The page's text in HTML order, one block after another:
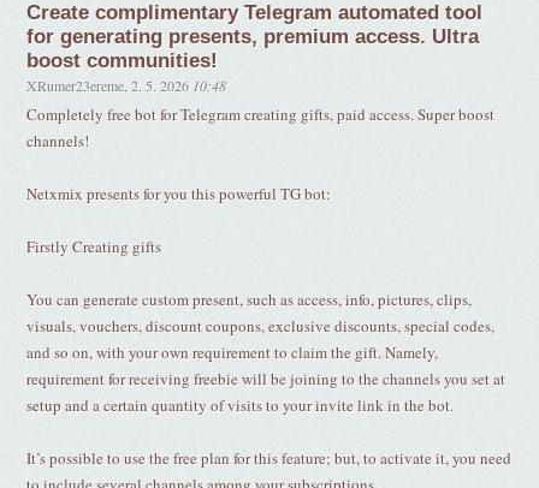
Create complimentary Telegram automated tool
for generating presents, premium access. Ultra
boost communities!
XRumer23ereme ,2. 5. 2026 10:48
Completely free bot for Telegram creating gifts, paid access. Super boost
channels!
Netxmix presents for you this powerful TG bot:
Firstly Creating gifts
You can generate custom present, such as access, info, pictures, clips,
visuals, vouchers, discount coupons, exclusive discounts, special codes,
and so on, with your own requirement to claim the gift. Namely,
requirement for receiving freebie will be joining to the channels you set at
setup and a certain quantity of visits to your invite link in the bot.
It’s possible to use the free plan for this feature; but, to activate it, you need